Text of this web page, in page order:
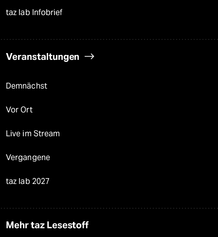
taz lab Infobrief
Veranstaltungen
Demnächst
Vor Ort
Live im Stream
Vergangene
taz lab 2027
Mehr taz Lesestoff